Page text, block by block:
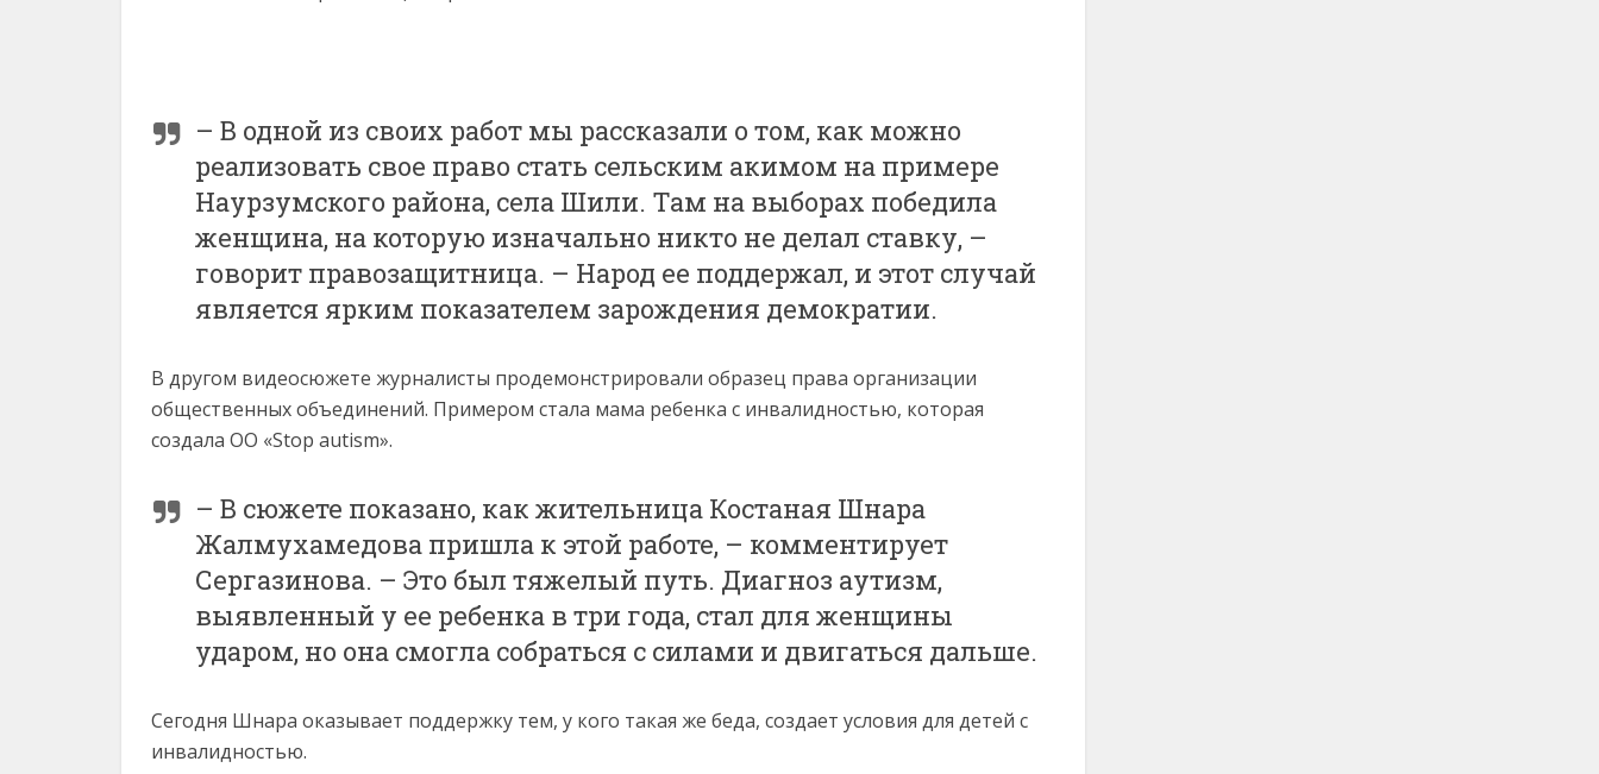
– В одной из своих работ мы рассказали о том, как можно
реализовать свое право стать сельским акимом на примере
Наурзумского района, села Шили. Там на выборах победила
женщина, на которую изначально никто не делал ставку, –
говорит правозащитница. – Народ ее поддержал, и этот случай
является ярким показателем зарождения демократии.
В другом видеосюжете журналисты продемонстрировали образец права организации
общественных объединений. Примером стала мама ребенка с инвалидностью, которая
создала ОО «Stop autism».
– В сюжете показано, как жительница Костаная Шнара
Жалмухамедова пришла к этой работе, – комментирует
Сергазинова. – Это был тяжелый путь. Диагноз аутизм,
выявленный у ее ребенка в три года, стал для женщины
ударом, но она смогла собраться с силами и двигаться дальше.
Сегодня Шнара оказывает поддержку тем, у кого такая же беда, создает условия для детей с
инвалидностью.